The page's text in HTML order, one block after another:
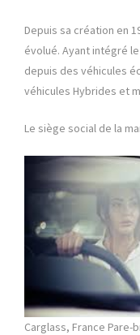
Depuis sa création en
évolué. Ayant intégré
depuis des véhicules
véhicules Hybrides et
Le siège social de la
Carglass, France Pare-